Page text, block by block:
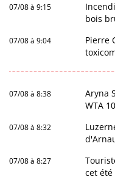
07/08 à 9:15
bois
07/08 à 9:04
Pierre
07/08 à 8:38
Aryna
WTA
07/08 à 8:32
07/08 à 8:27
cet été